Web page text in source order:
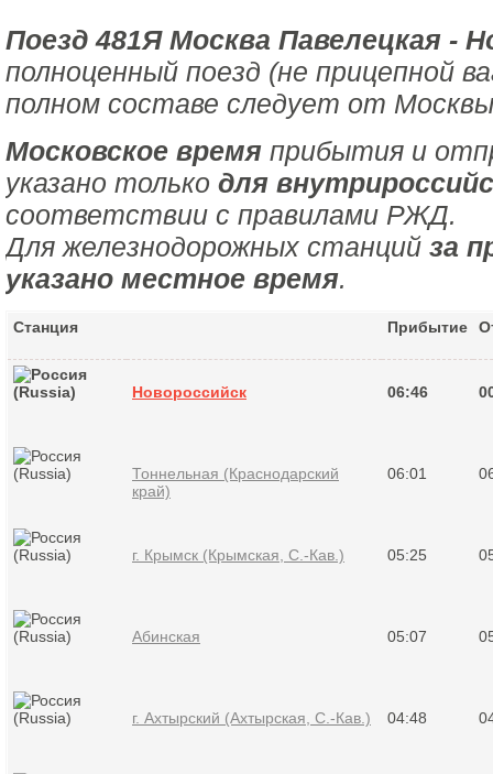
Поезд 481Я Москва Павелецкая -
полноценный поезд (не прицепной
полном составе следует от
Московское время прибытия и
указано только для
соответствии с правилами РЖД.
Для железнодорожных станций за
указано местное время.
Станция Прибытие
Новороссийск 06:46
Тоннельная (Краснодарский
край)
06:01
г. Крымск (Крымская, С.-Кав.) 05:25
Абинская 05:07
г. Ахтырский (Ахтырская, С.-Кав.) 04:48